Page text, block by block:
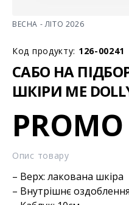
ВЕСНА - ЛІТО 2026
Код продукту: 126-00241
САБО НА
ШКІРИ ME
PROMO
Опис товару
– Верх: лакована шкіра
– Внутрішнє